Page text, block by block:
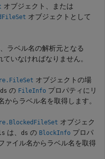
オブジェクト、または
オブジェクトとして
ラベル名の解析元となる
いなければなりません。
オブジェクトの場
ds の FileInfo プロパティにリ
からラベル名を取得します。
オブジェク
は、 ds の BlockInfo プロパ
ァイル名からラベル名を取得